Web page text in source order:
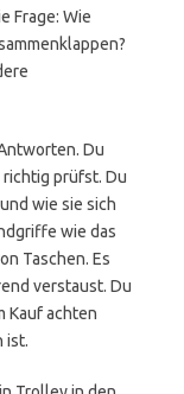
Frage: Wie
Du
richtig prüfst. Du
wie sie sich
wie das
Taschen. Es
verstaust. Du
Kauf achten
ist.